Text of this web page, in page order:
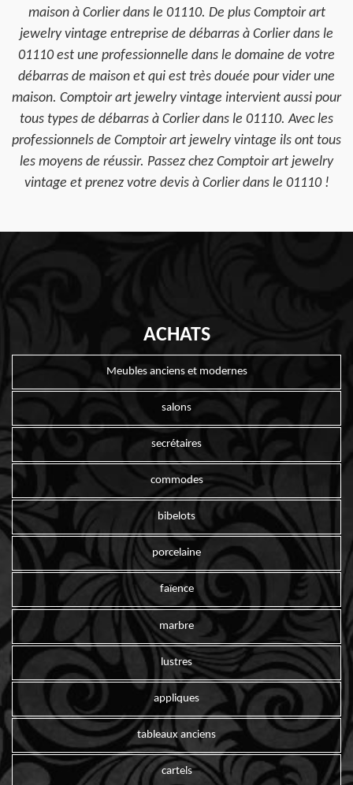
maison à Corlier dans le 01110. De plus Comptoir art
jewelry vintage entreprise de débarras à Corlier dans le
01110 est une professionnelle dans le domaine de votre
débarras de maison et qui est très douée pour vider une
maison. Comptoir art jewelry vintage intervient aussi pour
tous types de débarras à Corlier dans le 01110. Avec les
professionnels de Comptoir art jewelry vintage ils ont tous
les moyens de réussir. Passez chez Comptoir art jewelry
vintage et prenez votre devis à Corlier dans le 01110 !
ACHATS
Meubles anciens et modernes
salons
secrétaires
commodes
bibelots
porcelaine
faïence
marbre
lustres
appliques
tableaux anciens
cartels